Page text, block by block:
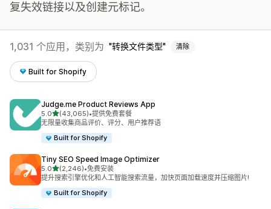
复失效链接以及创建元标记。
1,031 个应用，类别为 转换文件类型 清除
Built for Shopify
Judge.me Product Reviews App
5.0星（满分 5 星）
(43,065)
总共 43065 条评论
•提供免费套餐
无限量收集商品评价、评分、用户推荐语
Built for Shopify
Tiny SEO Speed Image Optimizer
5.0星（满分 5 星）
(2,246)
总共 2246 条评论
•免费安装
提升搜索引擎优化和人工智能搜索流量，加快页面加载速度并压缩图片!
Built for Shopify